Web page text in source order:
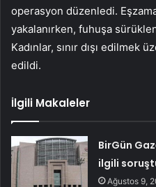
operasyon düzenledi.
yakalanırken, fuhuşa
Kadınlar, sınır dışı edilmek
edildi.
İlgili Makaleler
BirGün
ilgili
Ağustos 9,